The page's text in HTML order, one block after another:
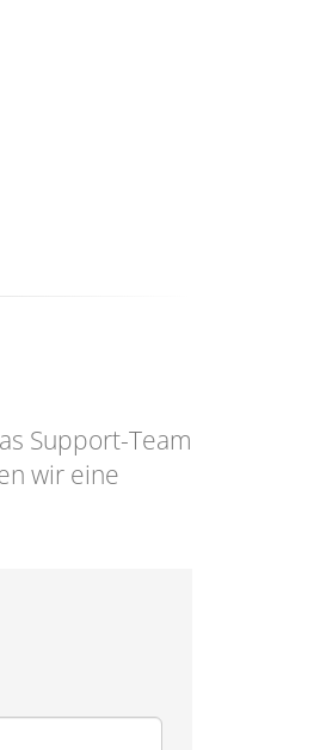
Support-Team
wir eine